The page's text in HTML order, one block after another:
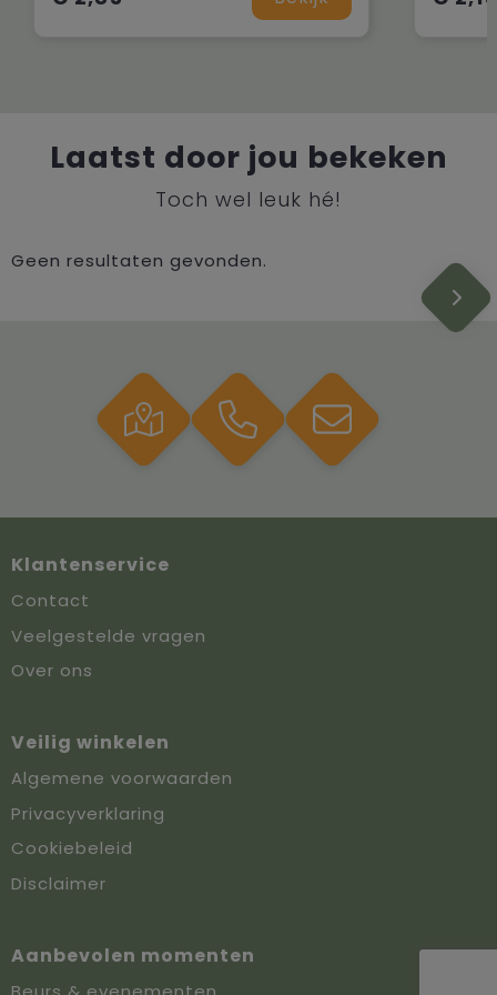
Laatst door jou bekeken
Toch wel leuk hé!
Geen resultaten gevonden.
Klantenservice
Contact
Veelgestelde vragen
Over ons
Veilig winkelen
Algemene voorwaarden
Privacyverklaring
Cookiebeleid
Disclaimer
Aanbevolen momenten